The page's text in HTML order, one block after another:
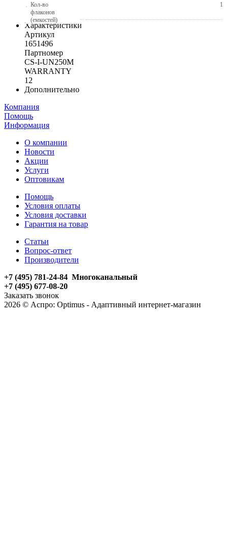
Кол-во
флаконов
(емкостей)
1
Характеристики
Артикул
1651496
Партномер
CS-I-UN250M
WARRANTY
12
Дополнительно
Компания
Помощь
Информация
О компании
Новости
Акции
Услуги
Оптовикам
Помощь
Условия оплаты
Условия доставки
Гарантия на товар
Статьи
Вопрос-ответ
Производители
+7 (495) 781-24-84 Многоканальный
+7 (495) 677-08-20
Заказать звонок
2026 © Аспро: Optimus - Адаптивный интернет-магазин